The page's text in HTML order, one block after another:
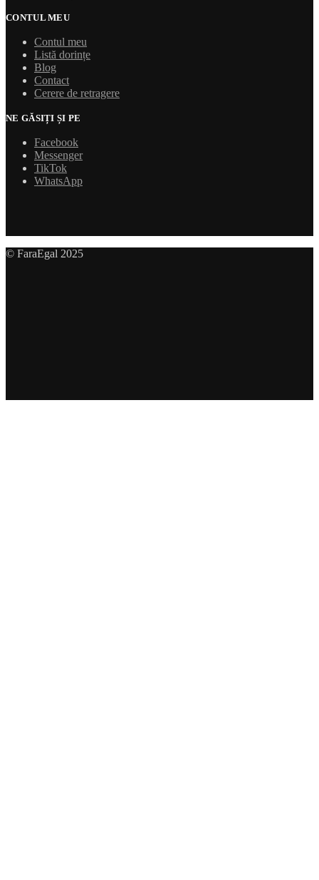
CONTUL MEU
Contul meu
Listă dorințe
Blog
Contact
Cerere de retragere
NE GĂSIȚI ȘI PE
Facebook
Messenger
TikTok
WhatsApp
© FaraEgal 2025